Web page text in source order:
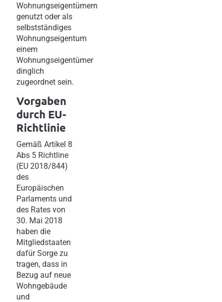
Wohnungseigentümern
genutzt oder als
selbstständiges
Wohnungseigentum
einem
Wohnungseigentümer
dinglich
zugeordnet sein.
Vorgaben
durch EU-
Richtlinie
Gemäß Artikel 8
Abs 5 Richtline
(EU 2018/844)
des
Europäischen
Parlaments und
des Rates von
30. Mai 2018
haben die
Mitgliedstaaten
dafür Sorge zu
tragen, dass in
Bezug auf neue
Wohngebäude
und